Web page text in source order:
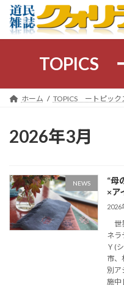
ン
キ
ー
に
TOPICS
ホーム TOPICS ートピック
2026年3月
NEWS
“母
×ア
2026
世
ネラ
Ｙ(
市、
別ア
施中